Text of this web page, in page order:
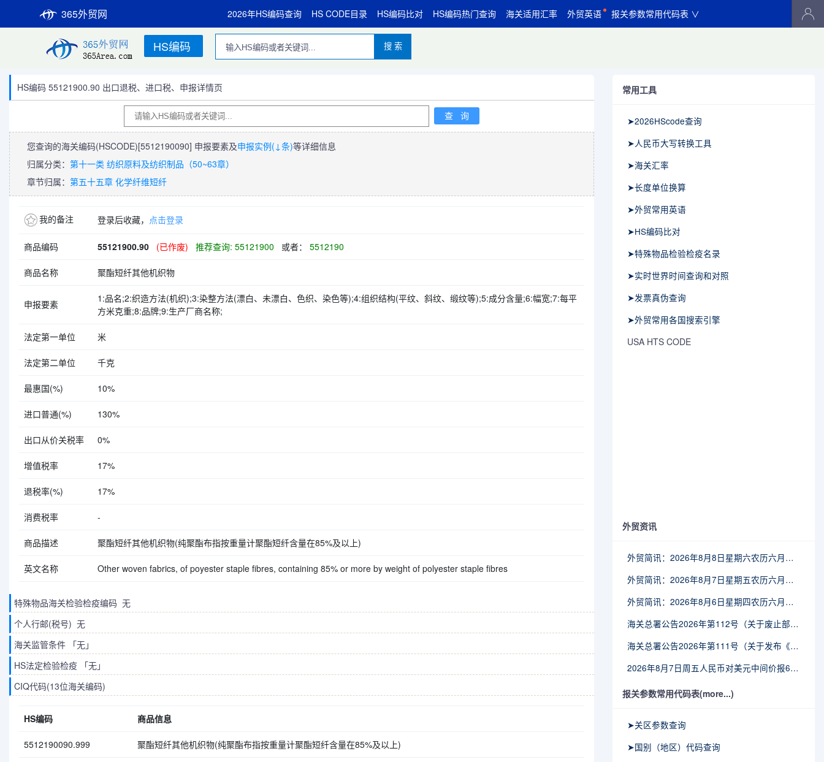
365外贸网 2026年HS编码查询 HS CODE目录 HS编码比对 HS编码热门查询 海关适用汇率 外贸英语 报关参数常用代码表 ∨
HS编码 搜 索
HS编码 55121900.90 出口退税、进口税、申报详情页
您查询的海关编码(HSCODE)[5512190090] 申报要素及申报实例(↓条)等详细信息
归属分类： 第十一类 纺织原料及纺织制品（50~63章）
章节归属： 第五十五章 化学纤维短纤
我的备注 登录后收藏， 点击登录
商品编码 55121900.90 (已作废) 推荐查询: 55121900 或者： 5512190
商品名称 聚酯短纤其他机织物
申报要素
1:品名;2:织造方法(机织);3:染整方法(漂白、未漂白、色织、染色等);4:组织结构(平纹、斜纹、缎纹等);5:成分含量;6:幅宽;7:每平
方米克重;8:品牌;9:生产厂商名称;
法定第一单位 米
法定第二单位 千克
最惠国(%) 10%
进口普通(%) 130%
出口从价关税率 0%
增值税率 17%
退税率(%) 17%
消费税率 -
商品描述 聚酯短纤其他机织物(纯聚酯布指按重量计聚酯短纤含量在85%及以上)
英文名称 Other woven fabrics, of poyester staple fibres, containing 85% or more by weight of polyester staple fibres
特殊物品海关检验检疫编码 无
个人行邮(税号) 无
海关监管条件 「无」
HS法定检验检疫 「无」
CIQ代码(13位海关编码)
HS编码 商品信息
5512190090.999 聚酯短纤其他机织物(纯聚酯布指按重量计聚酯短纤含量在85%及以上)
常用工具
➤2026HScode查询
➤人民币大写转换工具
➤海关汇率
➤长度单位换算
➤外贸常用英语
➤HS编码比对
➤特殊物品检验检疫名录
➤实时世界时间查询和对照
➤发票真伪查询
➤外贸常用各国搜索引擎
USA HTS CODE
外贸资讯
外贸简讯：2026年8月8日星期六农历六月廿六
外贸简讯：2026年8月7日星期五农历六月廿五
外贸简讯：2026年8月6日星期四农历六月廿四
海关总署公告2026年第112号（关于废止部分卫生检疫类规范性文件的公告）
海关总署公告2026年第111号（关于发布《进出境动植物检疫处理监督管理工作规定》《进出境卫生处理监督管理工作规定》的公告）
2026年8月7日周五人民币对美元中间价报6.7904调贬9个基点
报关参数常用代码表(more...)
➤关区参数查询
➤国别（地区）代码查询